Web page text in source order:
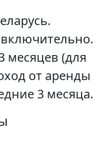
включительно.
месяцев (для
от аренды
3 месяца.